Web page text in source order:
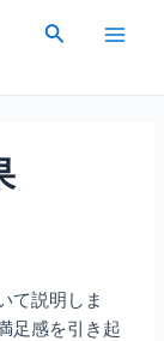
検
Main
て説明しま
足感を引き起